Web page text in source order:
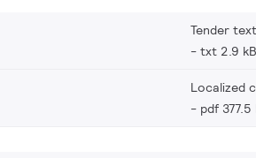
Tender
txt 2.9 kB
Localized
pdf 377.5